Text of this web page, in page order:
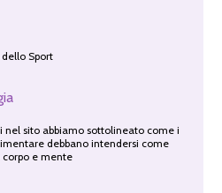
Sport
nel sito abbiamo sottolineato come i
debbano intendersi come
e mente